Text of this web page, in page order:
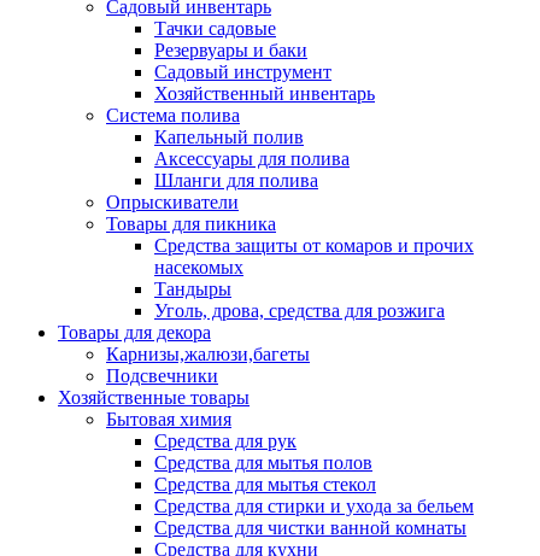
Садовый инвентарь
Тачки садовые
Резервуары и баки
Садовый инструмент
Хозяйственный инвентарь
Система полива
Капельный полив
Аксессуары для полива
Шланги для полива
Опрыскиватели
Товары для пикника
Средства защиты от комаров и прочих
насекомых
Тандыры
Уголь, дрова, средства для розжига
Товары для декора
Карнизы,жалюзи,багеты
Подсвечники
Хозяйственные товары
Бытовая химия
Средства для рук
Средства для мытья полов
Средства для мытья стекол
Средства для стирки и ухода за бельем
Средства для чистки ванной комнаты
Средства для кухни